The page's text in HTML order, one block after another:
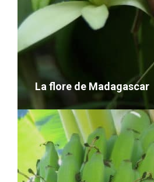
Les falaises malgaches
La flore de Madagascar